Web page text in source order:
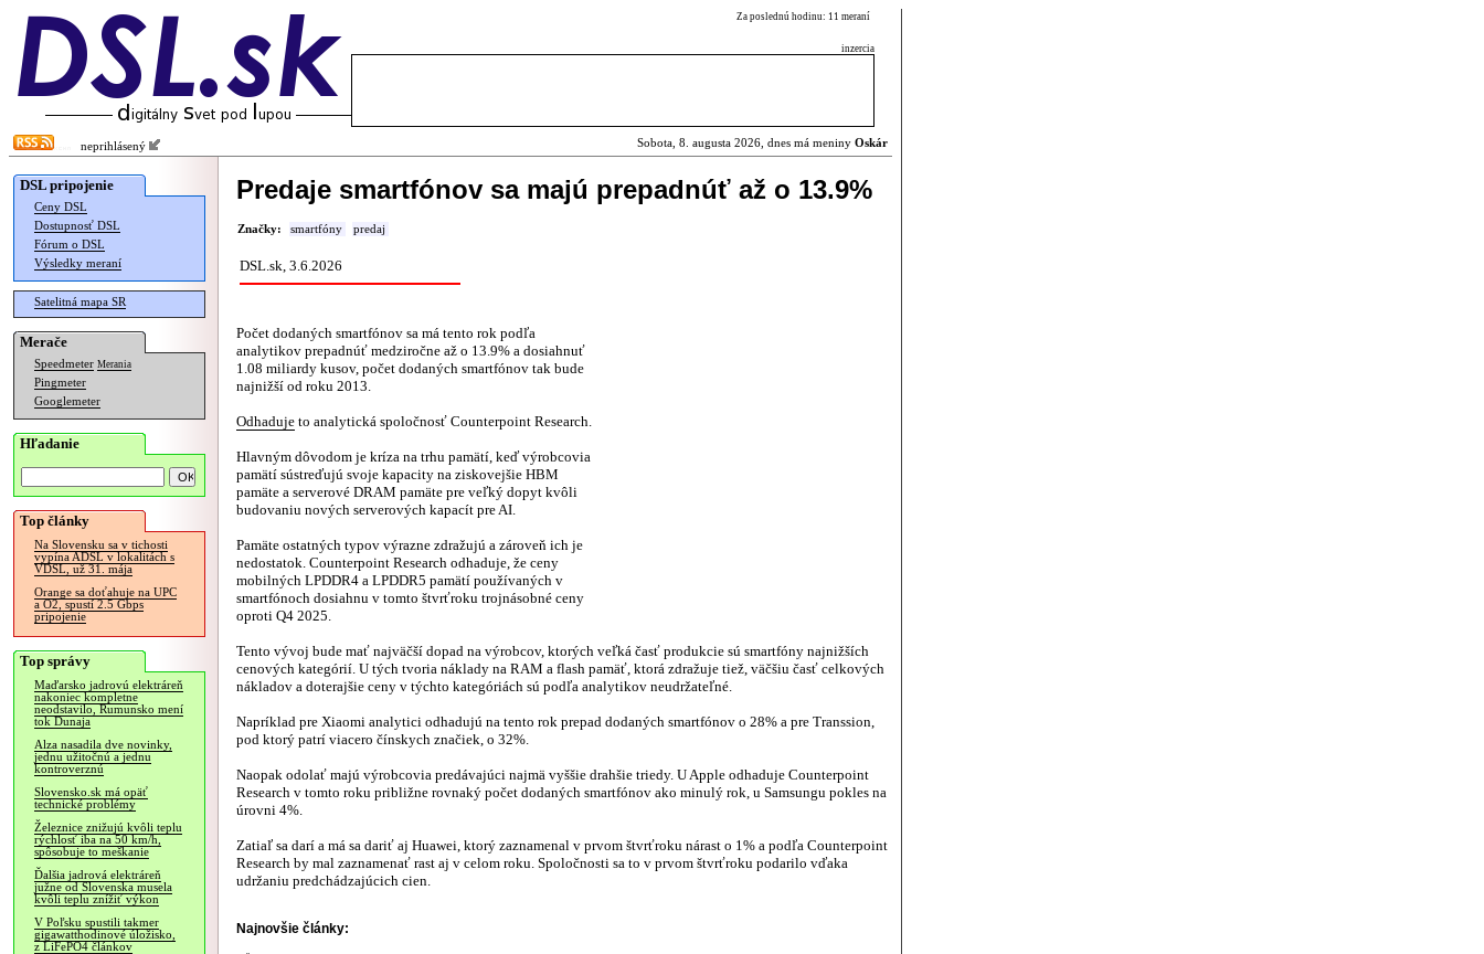
Za poslednú hodinu: 11 meraní
inzercia
neprihlásený Sobota, 8. augusta 2026, dnes má meniny Oskár
DSL pripojenie
Ceny DSL
Dostupnosť DSL
Fórum o DSL
Výsledky meraní
Satelitná mapa SR
Merače
Speedmeter Merania
Pingmeter
Googlemeter
Hľadanie
Top články
Na Slovensku sa v tichosti
vypína ADSL v lokalitách s
VDSL, už 31. mája
Orange sa doťahuje na UPC
a O2, spustí 2.5 Gbps
pripojenie
Top správy
Maďarsko jadrovú elektráreň
nakoniec kompletne
neodstavilo, Rumunsko mení
tok Dunaja
Alza nasadila dve novinky,
jednu užitočnú a jednu
kontroverznú
Slovensko.sk má opäť
technické problémy
Železnice znižujú kvôli teplu
rýchlosť iba na 50 km/h,
spôsobuje to meškanie
Ďalšia jadrová elektráreň
južne od Slovenska musela
kvôli teplu znížiť výkon
V Poľsku spustili takmer
gigawatthodinové úložisko,
z LiFePO4 článkov
Predaje smartfónov sa majú prepadnúť až o 13.9%
Značky: smartfóny predaj
DSL.sk, 3.6.2026
Počet dodaných smartfónov sa má tento rok podľa
analytikov prepadnúť medziročne až o 13.9% a dosiahnuť
1.08 miliardy kusov, počet dodaných smartfónov tak bude
najnižší od roku 2013.
Odhaduje to analytická spoločnosť Counterpoint Research.
Hlavným dôvodom je kríza na trhu pamätí, keď výrobcovia
pamätí sústreďujú svoje kapacity na ziskovejšie HBM
pamäte a serverové DRAM pamäte pre veľký dopyt kvôli
budovaniu nových serverových kapacít pre AI.
Pamäte ostatných typov výrazne zdražujú a zároveň ich je
nedostatok. Counterpoint Research odhaduje, že ceny
mobilných LPDDR4 a LPDDR5 pamätí používaných v
smartfónoch dosiahnu v tomto štvrťroku trojnásobné ceny
oproti Q4 2025.
Tento vývoj bude mať najväčší dopad na výrobcov, ktorých veľká časť produkcie sú smartfóny najnižších
cenových kategórií. U tých tvoria náklady na RAM a flash pamäť, ktorá zdražuje tiež, väčšiu časť celkových
nákladov a doterajšie ceny v týchto kategóriách sú podľa analytikov neudržateľné.
Napríklad pre Xiaomi analytici odhadujú na tento rok prepad dodaných smartfónov o 28% a pre Transsion,
pod ktorý patrí viacero čínskych značiek, o 32%.
Naopak odolať majú výrobcovia predávajúci najmä vyššie drahšie triedy. U Apple odhaduje Counterpoint
Research v tomto roku približne rovnaký počet dodaných smartfónov ako minulý rok, u Samsungu pokles na
úrovni 4%.
Zatiaľ sa darí a má sa dariť aj Huawei, ktorý zaznamenal v prvom štvrťroku nárast o 1% a podľa Counterpoint
Research by mal zaznamenať rast aj v celom roku. Spoločnosti sa to v prvom štvrťroku podarilo vďaka
udržaniu predchádzajúcich cien.
Najnovšie články: